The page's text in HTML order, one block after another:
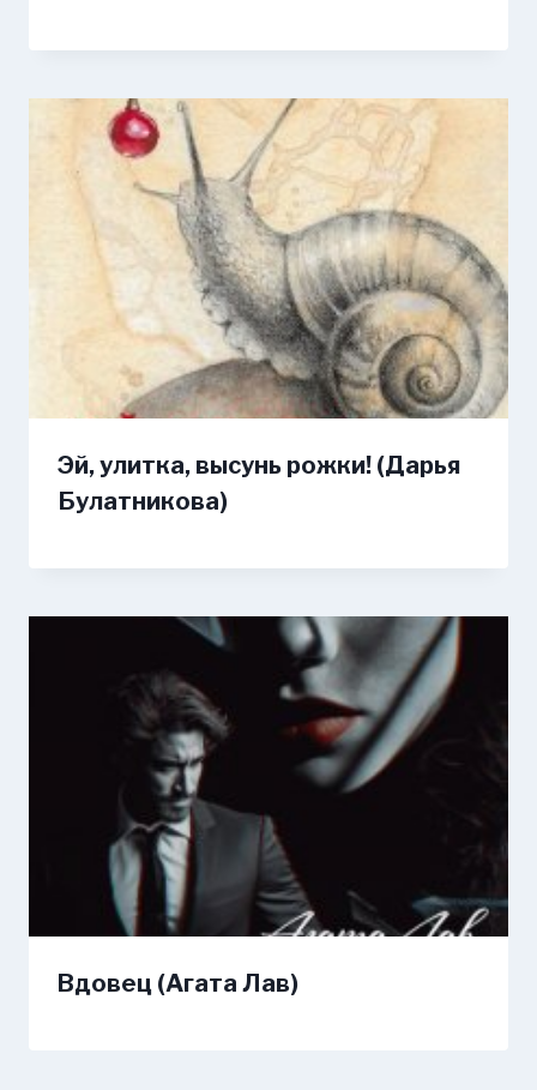
Эй, улитка, высунь рожки! (Дарья
Булатникова)
Вдовец (Агата Лав)